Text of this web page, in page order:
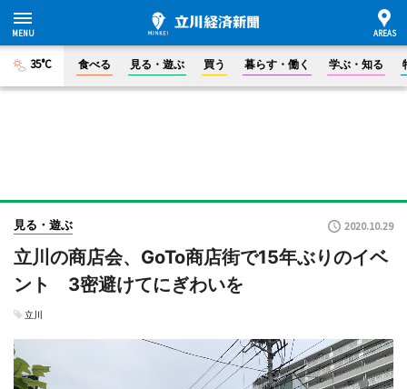
35°C 食べる 見る・遊ぶ 買う 暮らす・働く 学ぶ・知る
見る・遊ぶ 2020.10.29
立川の商店会、GoTo商店街で15年ぶりのイベ
ント 3密避けてにぎわいを
立川